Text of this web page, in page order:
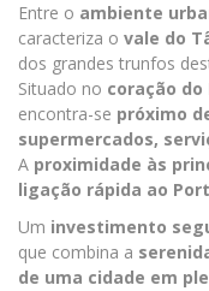
Entre o ambiente
caracteriza o vale do
dos grandes trunfos
Situado no coração do
encontra-se próximo
supermercados,
A proximidade às
ligação rápida ao
Um investimento
que combina a
de uma cidade em